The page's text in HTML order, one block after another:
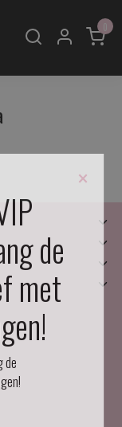
0
×
de
met
de